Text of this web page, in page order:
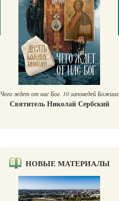
Чего ждет от нас Бог. 10 заповедей Божиих
Святитель Николай Сербский
НОВЫЕ МАТЕРИАЛЫ